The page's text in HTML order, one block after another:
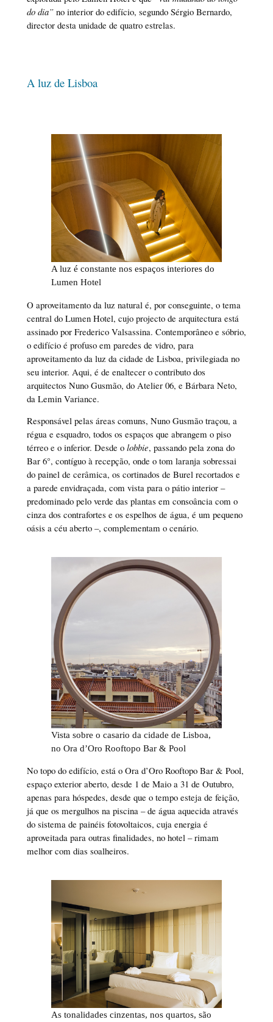
do dia”no interior do edifício, segundo Sérgio Bernardo,
director desta unidade de quatro estrelas.
A luz de Lisboa
A luz é constante nos espaços interiores do
Lumen Hotel
O aproveitamento da luz natural é, por conseguinte, o tema
central do Lumen Hotel, cujo projecto de arquitectura está
assinado por Frederico Valsassina. Contemporâneo e sóbrio,
o edifício é profuso em paredes de vidro, para
aproveitamento da luz da cidade de Lisboa, privilegiada no
seu interior. Aqui, é de enaltecer o contributo dos
arquitectos Nuno Gusmão, do Atelier 06, e Bárbara Neto,
da Lemin Variance.
Responsável pelas áreas comuns, Nuno Gusmão traçou, a
régua e esquadro, todos os espaços que abrangem o piso
térreo e o inferior. Desde o lobbie, passando pela zona do
Bar 6°, contíguo à recepção, onde o tom laranja sobressai
do painel de cerâmica, os cortinados de Burel recortados e
a parede envidraçada, com vista para o pátio interior –
predominado pelo verde das plantas em consoância com o
cinza dos contrafortes e os espelhos de água, é um pequeno
oásis a céu aberto –, complementam o cenário.
Vista sobre o casario da cidade de Lisboa,
no Ora d’Oro Rooftopo Bar & Pool
No topo do edifício, está o Ora d’Oro Rooftopo Bar & Pool,
espaço exterior aberto, desde 1 de Maio a 31 de Outubro,
apenas para hóspedes, desde que o tempo esteja de feição,
já que os mergulhos na piscina – de água aquecida através
do sistema de painéis fotovoltaicos, cuja energia é
aproveitada para outras finalidades, no hotel – rimam
melhor com dias soalheiros.
As tonalidades cinzentas, nos quartos, são